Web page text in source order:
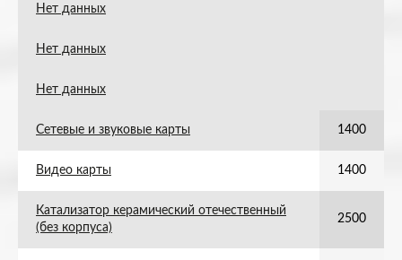
Нет данных
Нет данных
Нет данных
Сетевые и звуковые карты 1400
Видео карты 1400
Катализатор керамический отечественный
(без корпуса)
2500